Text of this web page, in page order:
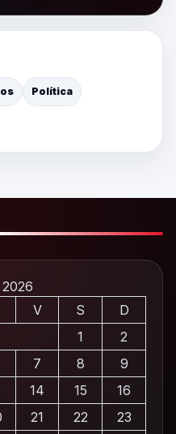
Política
V S
D
1
2
7 8
9
14 15
16
21 22
23